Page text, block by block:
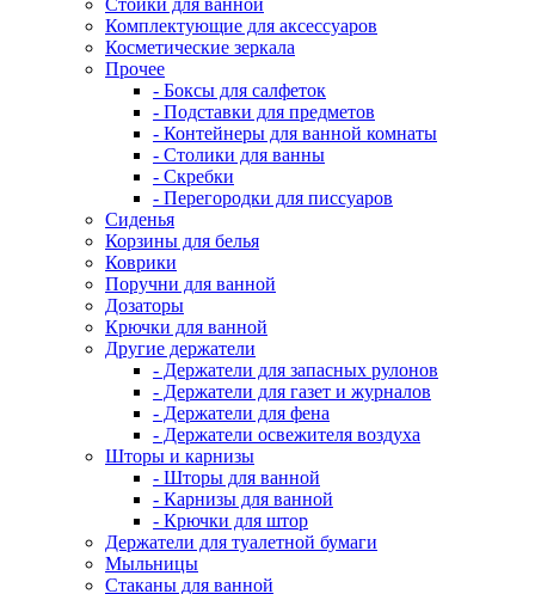
Стойки для ванной
Комплектующие для аксессуаров
Косметические зеркала
Прочее
- Боксы для салфеток
- Подставки для предметов
- Контейнеры для ванной комнаты
- Столики для ванны
- Скребки
- Перегородки для писсуаров
Сиденья
Корзины для белья
Коврики
Поручни для ванной
Дозаторы
Крючки для ванной
Другие держатели
- Держатели для запасных рулонов
- Держатели для газет и журналов
- Держатели для фена
- Держатели освежителя воздуха
Шторы и карнизы
- Шторы для ванной
- Карнизы для ванной
- Крючки для штор
Держатели для туалетной бумаги
Мыльницы
Стаканы для ванной